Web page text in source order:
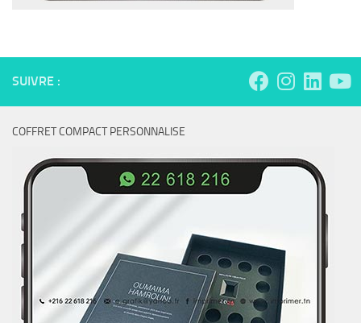
SUIVRE :
COFFRET COMPACT PERSONNALISE